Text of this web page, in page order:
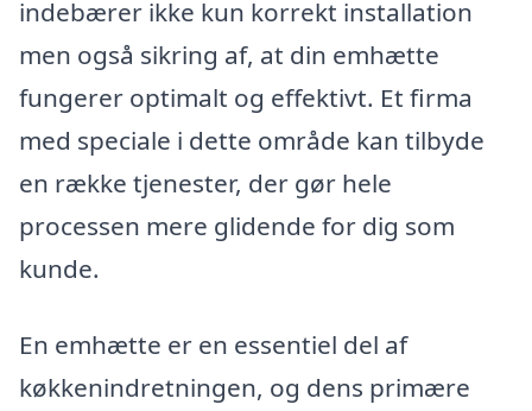
indebærer ikke kun korrekt installation
men også sikring af, at din emhætte
fungerer optimalt og effektivt. Et firma
med speciale i dette område kan tilbyde
en række tjenester, der gør hele
processen mere glidende for dig som
kunde.
En emhætte er en essentiel del af
køkkenindretningen, og dens primære